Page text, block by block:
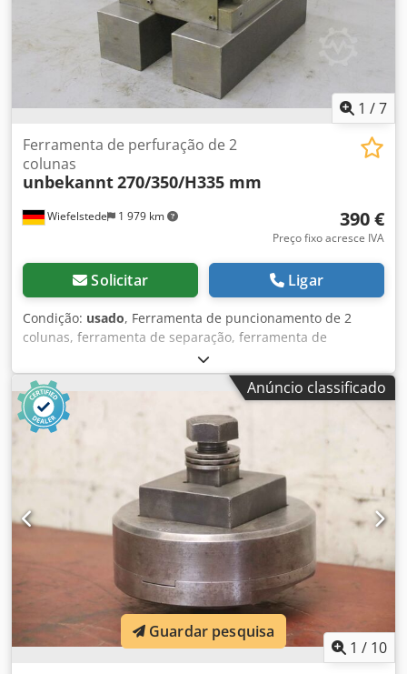
1 /7
Wiefelstede 1 979 km
Ferramenta de perfuração de 2
colunas
unbekannt270/350/H335 mm
390 €
Preço fixo acresce IVA
Solicitar Ligar
Condição: usado, Ferramenta de puncionamento de 2
colunas, ferramenta de separação, ferramenta de
puncionamento, punção, matriz de puncionamento,
punção -2 pilares: ferramenta perfuradora -Admissão:
Linha fina M20 -Dimensões: 270/350/H335 mm -Peso: 132
kg Csdpfx Afedxxrqe Hsrf
Anúncio classificado
1 / 10
Guardar pesquisa